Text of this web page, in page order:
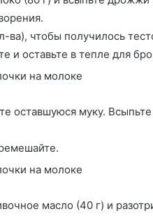
ва), чтобы получилось
и оставьте в тепле для
оставшуюся муку.
масло (40 г) и